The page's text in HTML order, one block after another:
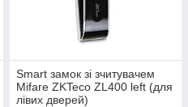
Smart замок зі зчитувачем
Mifare ZKTeco ZL400 left (для
лівих дверей)